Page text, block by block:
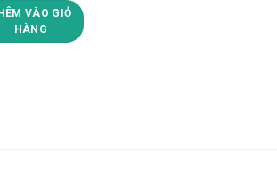
cá amway số lượng
VÀO GIỎ
HÀNG